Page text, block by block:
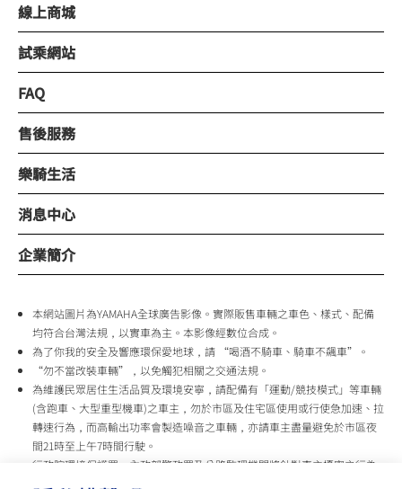
線上商城
試乘網站
FAQ
售後服務
樂騎生活
消息中心
企業簡介
本網站圖片為YAMAHA全球廣告影像。實際販售車輛之車色、樣式、配備
均符合台灣法規，以實車為主。本影像經數位合成。
為了你我的安全及響應環保愛地球，請 “喝酒不騎車、騎車不飆車”。
“勿不當改裝車輛”，以免觸犯相關之交通法規。
為維護民眾居住生活品質及環境安寧，請配備有「運動/競技模式」等車輛
(含跑車、大型重型機車)之車主，勿於市區及住宅區使用或行使急加速、拉
轉速行為，而高輸出功率會製造噪音之車輛，亦請車主盡量避免於市區夜
間21時至上午7時間行駛。
行政院環境保護署、內政部警政署及公路監理機關將針對車主擾寧之行為